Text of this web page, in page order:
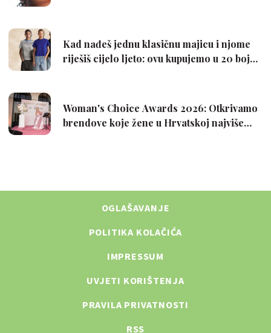
OGLAŠAVANJE
POLITIKA KOLAČIĆA
IMPRESSUM
UVJETI KORIŠTENJA
PRAVILA PRIVATNOSTI
RSS